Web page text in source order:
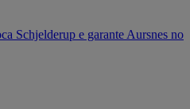
Schjelderup e garante Aursnes no